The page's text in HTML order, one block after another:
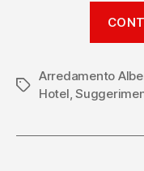
Tag
Arredamento
Hotel,